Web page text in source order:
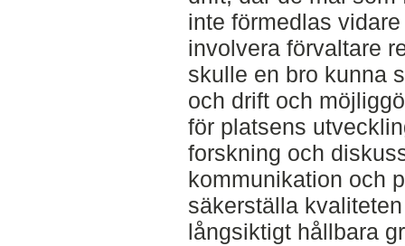
inte förmedlas
involvera förvaltare
skulle en bro kunna
och drift och
för platsens
forskning och
kommunikation och
säkerställa
långsiktigt hållbara